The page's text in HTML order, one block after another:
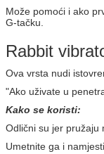
Može pomoći i ako
G-tačku.
Rabbit
Ova vrsta nudi
"Ako uživate u
Kako se koristi:
Odlični su jer pružaju
Umetnite ga i